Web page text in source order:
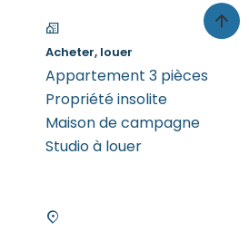
Acheter, louer
Appartement 3 pièces
Propriété insolite
Maison de campagne
Studio à louer